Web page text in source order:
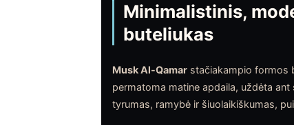
Minimalistinis,
buteliukas
Musk Al-Qamar stačiakampio formos
permatoma matine apdaila, uždėta
tyrumas, ramybė ir šiuolaikiškumas,